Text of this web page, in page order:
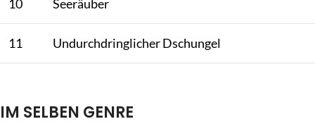
10 Seeräuber
11 Undurchdringlicher Dschungel
IM SELBEN GENRE